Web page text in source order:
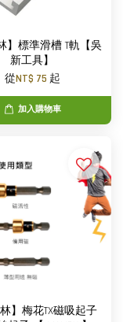
】標準滑槽 T軌【吳
新工具】
從NT$ 75 起
加入購物車
林】梅花TX磁吸起子